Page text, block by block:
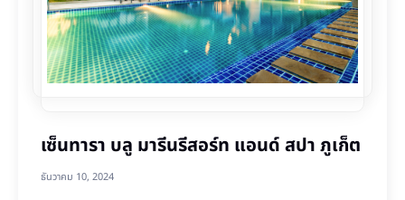
เซ็นทารา บลู มารีนรีสอร์ท แอนด์ สปา ภูเก็ต
ธันวาคม 10, 2024